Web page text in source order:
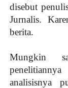
disebut
Jurnalis.
berita.
Mungkin
analisisnya